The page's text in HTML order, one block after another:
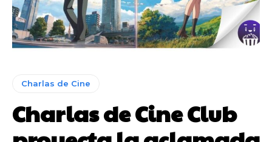
Charlas de Cine
Charlas de Cine Club